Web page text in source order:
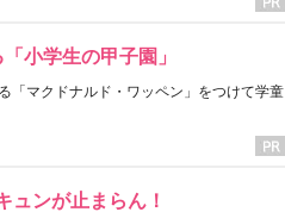
小学生の甲子園」
「マクドナルド・ワッペン」をつけて学童
ュンが止まらん！